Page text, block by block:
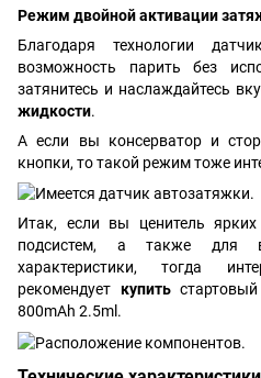
Режим двойной активации
Благодаря технологии
возможность парить без
затянитесь и наслаждайтесь
жидкости.
А если вы консерватор и
кнопки, то такой режим тоже
Итак, если вы ценитель
подсистем, а также для
характеристики, тогда
рекомендует купить
800mAh 2.5ml.